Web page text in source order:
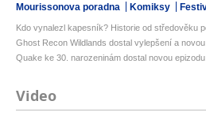
Mourissonova poradna Komiksy
Kdo vynalezl kapesník? Historie od středověku
Ghost Recon Wildlands dostal vylepšení a novou
Quake ke 30. narozeninám dostal novou
Video